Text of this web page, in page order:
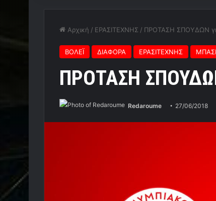
Αρχική / ΕΡΑΣΙΤΕΧΝΗΣ / ΠΡΟΤΑΣΗ ΣΠΟΥΔΩΝ
ΒΟΛΕΪ ΔΙΑΦΟΡΑ ΕΡΑΣΙΤΕΧΝΗΣ
ΠΡΟΤΑΣΗ
Redaroume 27/06/2018